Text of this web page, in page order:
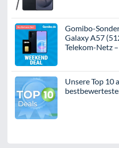
Gomibo-
Galaxy A57
Telekom-Netz
Unsere Top 10